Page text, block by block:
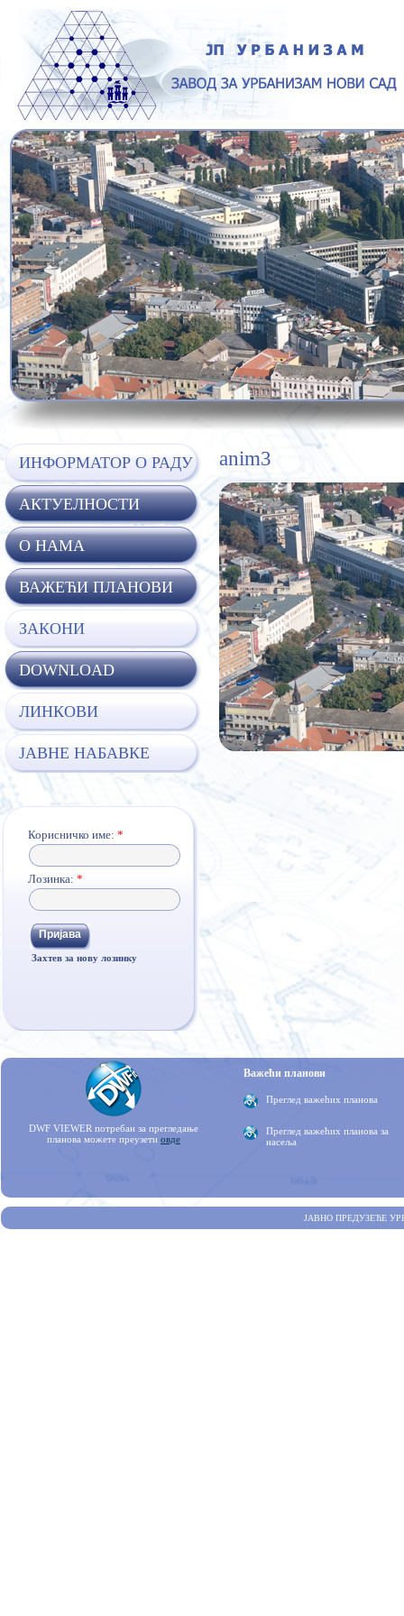
anim3
ИНФОРМАТОР О РАДУ
АКТУЕЛНОСТИ
O НАМА
ВАЖЕЋИ ПЛАНОВИ
ЗАКОНИ
DOWNLOAD
ЛИНКОВИ
ЈАВНЕ НАБАВКЕ
Корисничко име: *
Лозинка: *
Захтев за нову лозинку
DWF VIEWER потребан за прегледање
планова можете преузети овде
Важећи планови
Преглед важећих планова
Преглед важећих планова за
насеља
ЈАВНО ПРЕДУЗЕЋЕ